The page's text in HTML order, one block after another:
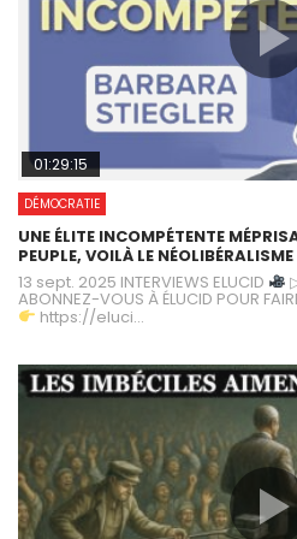
01:29:15
DÉMOCRATIE
UNE ÉLITE INCOMPÉTENTE
PEUPLE, VOILÀ LE
13 sept. 2025 INTERVIEWS ELUCID
ABONNEZ-VOUS À ÉLUCID POUR
https://eluci...